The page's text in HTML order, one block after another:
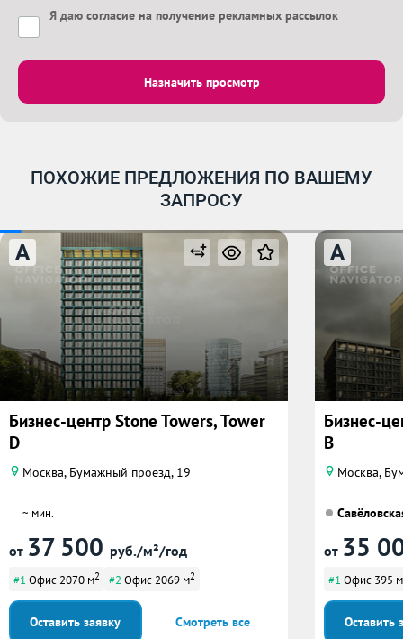
Я даю согласие на получение рекламных рассылок
Назначить просмотр
ПОХОЖИЕ ПРЕДЛОЖЕНИЯ ПО ВАШЕМУ
ЗАПРОСУ
A
Бизнес-центр Stone Towers, Tower
D
Москва, Бумажный проезд, 19
~ мин.
от 37 500 руб./м²/год
#1 Офис 2070 м2 #2 Офис 2069 м2
Оставить заявку Смотреть все
A
Бизнес-
B
Москва,
от 35
#1 Офис 395 м
Оставить